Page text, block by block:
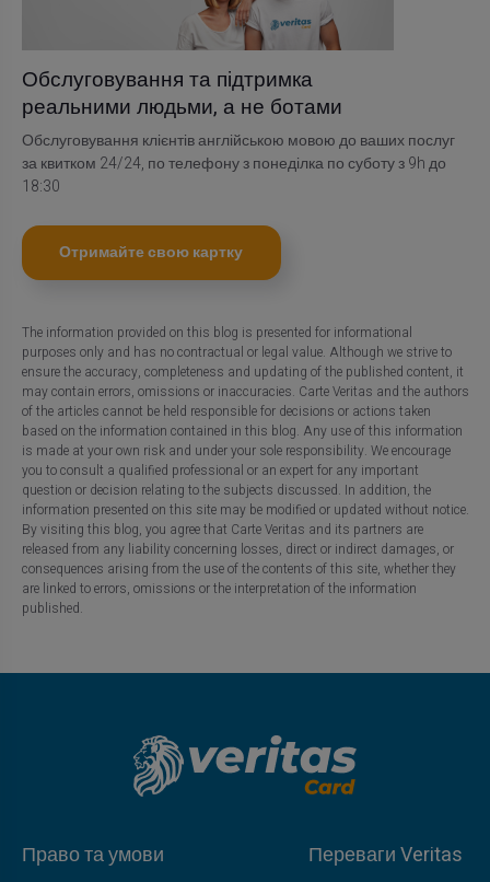
Обслуговування та підтримка
реальними людьми, а не ботами
Обслуговування клієнтів англійською мовою до ваших послуг
за квитком 24/24, по телефону з понеділка по суботу з 9h до
18:30
Отримайте свою картку
The information provided on this blog is presented for informational
purposes only and has no contractual or legal value. Although we strive to
ensure the accuracy, completeness and updating of the published content, it
may contain errors, omissions or inaccuracies. Carte Veritas and the authors
of the articles cannot be held responsible for decisions or actions taken
based on the information contained in this blog. Any use of this information
is made at your own risk and under your sole responsibility. We encourage
you to consult a qualified professional or an expert for any important
question or decision relating to the subjects discussed. In addition, the
information presented on this site may be modified or updated without notice.
By visiting this blog, you agree that Carte Veritas and its partners are
released from any liability concerning losses, direct or indirect damages, or
consequences arising from the use of the contents of this site, whether they
are linked to errors, omissions or the interpretation of the information
published.
Право та умови Переваги Veritas